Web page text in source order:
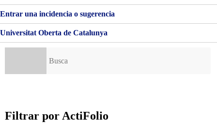
Entrar una incidencia o sugerencia
Universitat Oberta de Catalunya
Filtrar por ActiFolio